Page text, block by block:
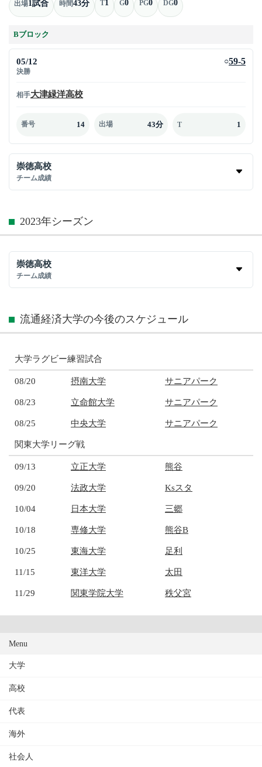
出場1試合 時間43分 T1 G0 PG0 DG0
Bブロック
05/12
決勝
○59-5
相手大津緑洋高校
番号 14 出場 43分 T 1
崇徳高校
チーム成績
2023年シーズン
崇徳高校
チーム成績
流通経済大学の今後のスケジュール
大学ラグビー練習試合
08/20 摂南大学 サニアパーク
08/23 立命館大学 サニアパーク
08/25 中央大学 サニアパーク
関東大学リーグ戦
09/13 立正大学 熊谷
09/20 法政大学 Ksスタ
10/04 日本大学 三郷
10/18 専修大学 熊谷B
10/25 東海大学 足利
11/15 東洋大学 太田
11/29 関東学院大学 秩父宮
Menu
大学
高校
代表
海外
社会人